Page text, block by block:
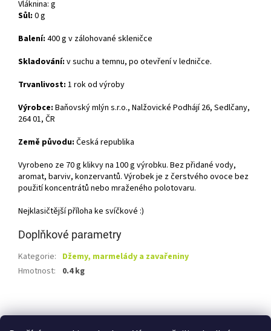
Vláknina: g
Sůl: 0 g
Balení: 400 g v zálohované skleničce
Skladování: v suchu a temnu, po otevření v ledničce.
Trvanlivost: 1 rok od výroby
Výrobce: Baňovský mlýn s.r.o., Nalžovické Podhájí 26, Sedlčany,
264 01, ČR
Země původu: Česká republika
Vyrobeno ze 70 g klikvy na 100 g výrobku. Bez přidané vody,
aromat, barviv, konzervantů. Výrobek je z čerstvého ovoce bez
použití koncentrátů nebo mraženého polotovaru.
Nejklasičtější příloha ke svíčkové :)
Doplňkové parametry
Kategorie: Džemy, marmelády a zavařeniny
Hmotnost: 0.4 kg
á